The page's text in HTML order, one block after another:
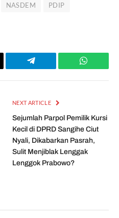
NASDEM
PDIP
Telegram
NEXT ARTICLE
Sejumlah Parpol Pemilik Kursi
Kecil di DPRD Sangihe Ciut
Nyali, Dikabarkan Pasrah,
Sulit Menjiblak Lenggak
Lenggok Prabowo?